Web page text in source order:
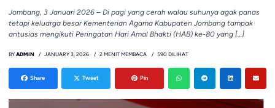
Jombang, 3 Januari 2026 – Di pagi yang cerah walau suhunya agak panas
tetapi keluarga besar Kementerian Agama Kabupaten Jombang tampak
antusias mengikuti Peringatan Hari Amal Bhakti (HAB) ke-80 yang […]
BY ADMIN JANUARY 3, 2026 2 MENIT MEMBACA 590 DILIHAT
Share Tweet Pin